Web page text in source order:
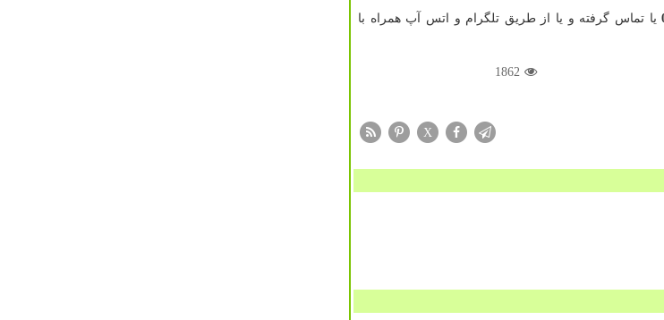
یا تماس گرفته و یا از طریق تلگرام و اتس آپ همراه با
1862
X